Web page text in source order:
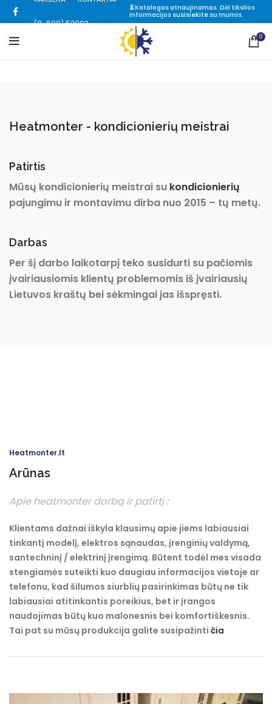
(8-699) 52002
⏳ Katalogas atnaujinamas. Dėl tikslios
informacijos susisiekitesu mumis.
0
Heatmonter - kondicionierių meistrai
Patirtis
Mūsų kondicionierių meistrai su kondicionierių
pajungimu ir montavimu dirba nuo 2015 – tų metų.
Darbas
Per šį darbo laikotarpį teko susidurti su pačiomis
įvairiausiomis klientų problemomis iš įvairiausių
Lietuvos kraštų bei sėkmingai jas išspręsti.
Heatmonter.lt
Arūnas
Apie heatmonter darbą ir patirtį :
Klientams dažnai iškyla klausimų apie jiems labiausiai
tinkantį modelį, elektros sąnaudas, įrenginių valdymą,
santechninį / elektrinį įrengimą. Būtent todėl mes visada
stengiamės suteikti kuo daugiau informacijos vietoje ar
telefonu, kad šilumos siurblių pasirinkimas būtų ne tik
labiausiai atitinkantis poreikius, bet ir įrangos
naudojimas būtų kuo malonesnis bei komfortiškesnis.
Tai pat su mūsų produkcija galite susipažinti čia